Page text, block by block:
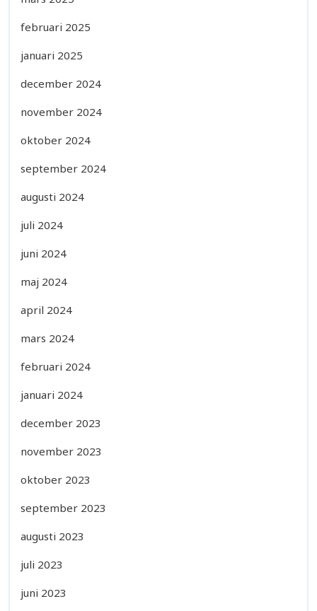
februari 2025
januari 2025
december 2024
november 2024
oktober 2024
september 2024
augusti 2024
juli 2024
juni 2024
maj 2024
april 2024
mars 2024
februari 2024
januari 2024
december 2023
november 2023
oktober 2023
september 2023
augusti 2023
juli 2023
juni 2023